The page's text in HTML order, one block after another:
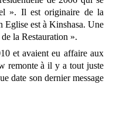
». Il est originaire de la
Eglise est à Kinshasa. Une
la Restauration ».
et avaient eu affaire aux
remonte à il y a tout juste
date son dernier message